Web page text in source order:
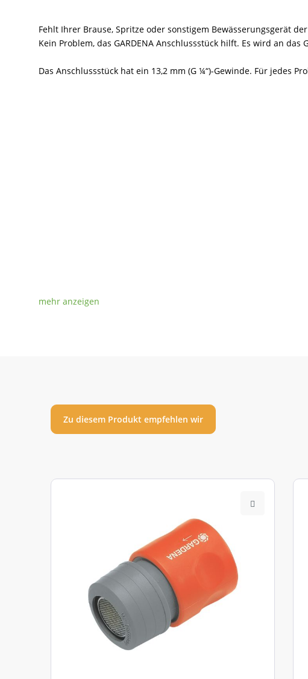
Fehlt Ihrer Brause, Spritze oder sonstigem Bewässerungsgerät
Kein Problem, das GARDENA Anschlussstück hilft. Es wird an
Das Anschlussstück hat ein 13,2 mm (G ¼“)-Gewinde. Für jedes
Zu diesem Produkt empfehlen wir